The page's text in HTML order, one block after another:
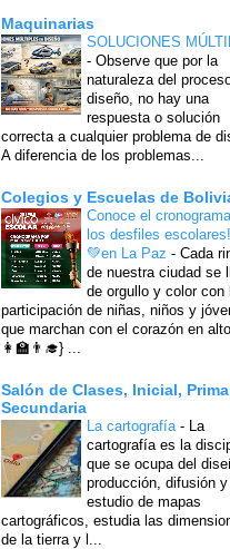
Maquinarias
SOLUCIONES
- Observe que por la
naturaleza del
diseño, no hay una
respuesta o solución
correcta a cualquier problema de
A diferencia de los problemas...
Colegios y Escuelas de
Conoce el
los desfiles
💚en La Paz - Cada
de nuestra ciudad se
de orgullo y color con
participación de niñas, niños y
que marchan con el corazón en
👩‍🏫👨‍🎓} ...
Salón de Clases, Inicial,
Secundaria
La cartografía -
La
cartografía es la
que se ocupa del
producción, difusión y
estudio de mapas
cartográficos, estudia las
de la tierra y l...